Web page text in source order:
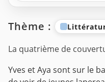
Thème :
La quatrième de
Yves et Aya sont sur le